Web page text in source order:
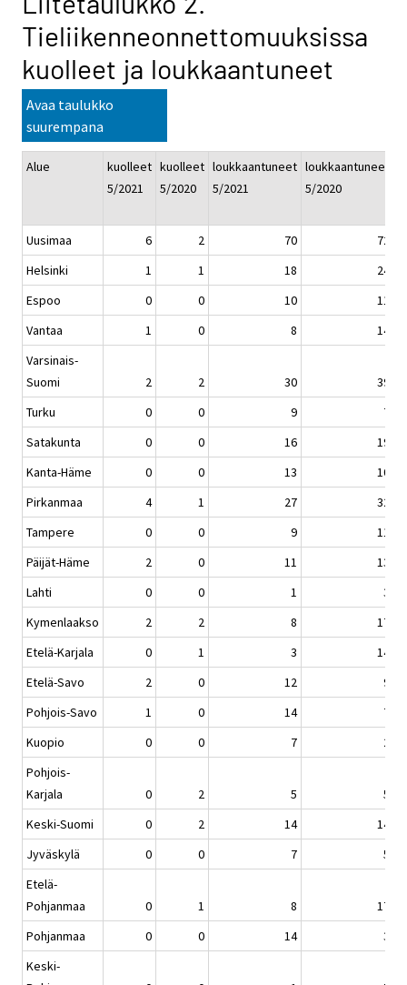
Tieliikenneonnettomuuksissa
kuolleet ja loukkaantuneet
Avaa taulukko
suurempana
Alue
kuolleet
5/2021
kuolleet
5/2020
loukkaantuneet
5/2021
loukkaantuneet
5/2020
Uusimaa
6 2 70
72
Helsinki
1 1 18
24
Espoo
0 0 10
11
Vantaa
1 0 8
14
Varsinais-
Suomi
2 2 30
39
Turku
0 0 9
7
Satakunta
0 0 16
19
Kanta-Häme
0 0 13
10
Pirkanmaa
4 1 27
32
Tampere
0 0 9
11
Päijät-Häme
2 0 11
13
Lahti
0 0 1
3
Kymenlaakso
2 2 8
17
Etelä-Karjala
0 1 3
14
Etelä-Savo
2 0 12
9
Pohjois-Savo
1 0 14
7
Kuopio
0 0 7
2
Pohjois-
Karjala
0 2 5
5
Keski-Suomi
0 2 14
14
Jyväskylä
0 0 7
5
Etelä-
Pohjanmaa
0 1 8
17
Pohjanmaa
0 0 14
3
Keski-